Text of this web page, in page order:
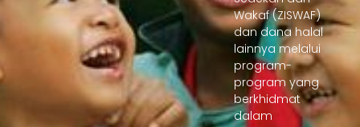
Wakaf (ZISWAF)
dan dana halal
lainnya melalui
program-
program yang
berkhidmat
dalam